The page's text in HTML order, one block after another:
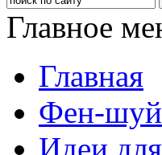
Главное
Главная
Фен-шуй